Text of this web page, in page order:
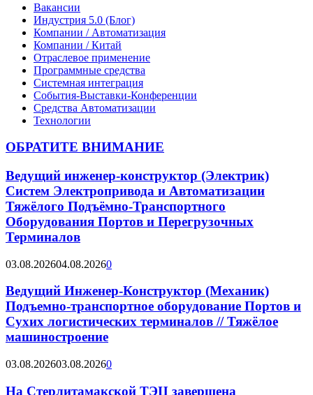
Вакансии
Индустрия 5.0 (Блог)
Компании / Автоматизация
Компании / Китай
Отраслевое применение
Программные средства
Системная интеграция
События-Выставки-Конференции
Средства Автоматизации
Технологии
ОБРАТИТЕ ВНИМАНИЕ
Ведущий инженер-конструктор (Электрик)
Систем Электропривода и Автоматизации
Тяжёлого Подъёмно-Транспортного
Оборудования Портов и Перегрузочных
Терминалов
03.08.202604.08.20260
Ведущий Инженер-Конструктор (Механик)
Подъемно-транспортное оборудование Портов и
Сухих логистических терминалов // Тяжёлое
машиностроение
03.08.202603.08.20260
На Стерлитамакской ТЭЦ завершена